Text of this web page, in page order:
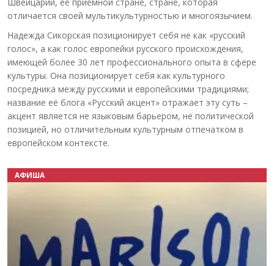
отличается своей мультикультурностью и многоязычием.
Надежда Сикорская позиционирует себя не как «русский
голос», а как голос европейки русского происхождения,
имеющей более 30 лет профессионального опыта в сфере
культуры. Она позиционирует себя как культурного
посредника между русскими и европейскими традициями;
название её блога «Русский акцент» отражает эту суть –
акцент является не языковым барьером, не политической
позицией, но отличительным культурным отпечатком в
европейском контексте.
АФИША